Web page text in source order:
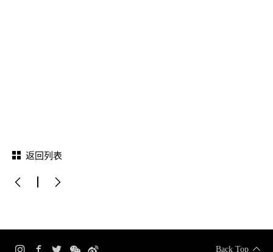
返回列表
Back Top